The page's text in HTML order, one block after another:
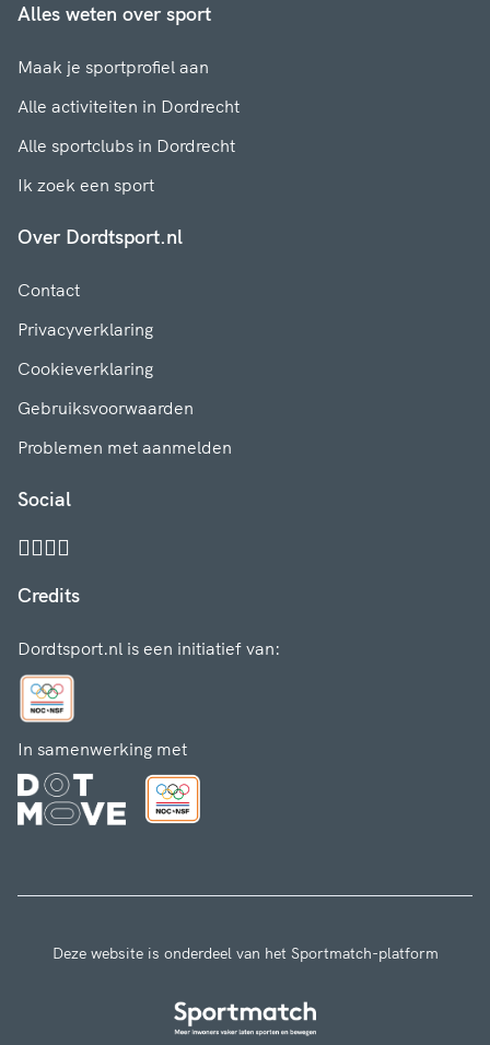
Alles weten over sport
Maak je sportprofiel aan
Alle activiteiten in Dordrecht
Alle sportclubs in Dordrecht
Ik zoek een sport
Over Dordtsport.nl
Contact
Privacyverklaring
Cookieverklaring
Gebruiksvoorwaarden
Problemen met aanmelden
Social
Credits
Dordtsport.nl is een initiatief van:
In samenwerking met
Deze website is onderdeel van het Sportmatch-platform